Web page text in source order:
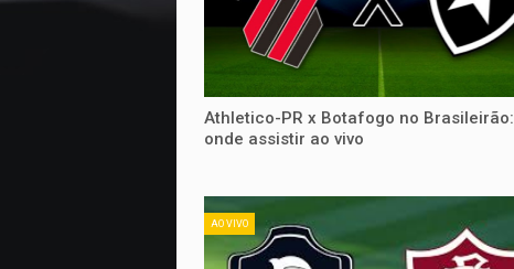
Athletico-PR x Botafogo no Brasileirão:
onde assistir ao vivo
AO VIVO